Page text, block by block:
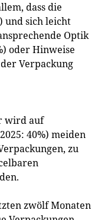
dass die
und sich leicht
Optik
oder Hinweise
Verpackung
wird auf
40%) meiden
zu
zwölf Monaten